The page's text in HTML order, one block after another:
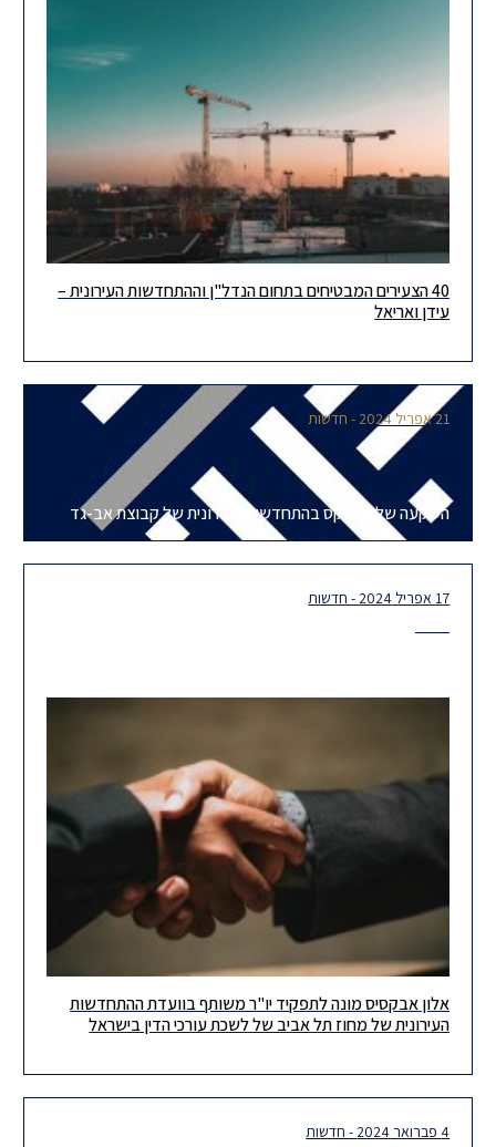
השותף עידן יהודה ועורך הדין אריאל שמחייב נבחרו לרשימת 40
40 הצעירים המבטיחים בתחום הנדל"ן וההתחדשות העירונית –
עידן ואריאל
21 אפריל 2024 - חדשות
השקעה של הפניקס בהתחדשות העירונית של קבוצת אב-גד
17 אפריל 2024 - חדשות
ברכות לשותף שלנו, אלון אבקסיס, העומד בראש צוות התחדשות
אלון אבקסיס מונה לתפקיד יו"ר משותף בוועדת ההתחדשות
העירונית של מחוז תל אביב של לשכת עורכי הדין בישראל
4 פברואר 2024 - חדשות